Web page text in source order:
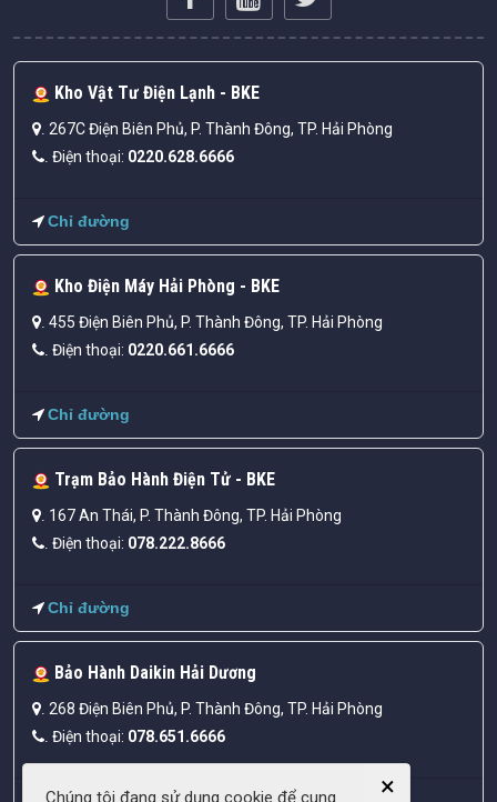
Kho Vật Tư Điện Lạnh - BKE
267C Điện Biên Phủ, P. Thành Đông, TP. Hải Phòng
Điện thoại: 0220.628.6666
Chỉ đường
Kho Điện Máy Hải Phòng - BKE
455 Điện Biên Phủ, P. Thành Đông, TP. Hải Phòng
Điện thoại: 0220.661.6666
Chỉ đường
Trạm Bảo Hành Điện Tử - BKE
167 An Thái, P. Thành Đông, TP. Hải Phòng
Điện thoại: 078.222.8666
Chỉ đường
Bảo Hành Daikin Hải Dương
268 Điện Biên Phủ, P. Thành Đông, TP. Hải Phòng
Điện thoại: 078.651.6666
×
Chúng tôi đang sử dụng cookie để cung